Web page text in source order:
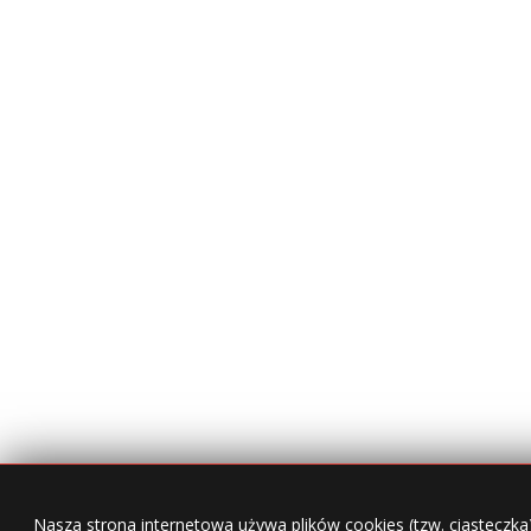
Nasza strona internetowa używa plików cookies (tzw.